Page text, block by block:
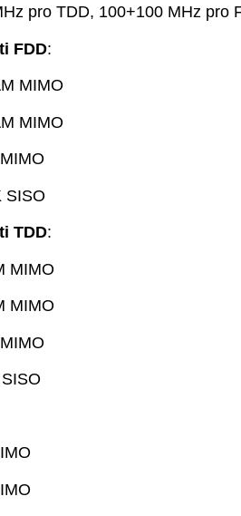
pro TDD, 100+100 MHz pro
FDD:
MIMO
MIMO
SISO
TDD:
MIMO
MIMO